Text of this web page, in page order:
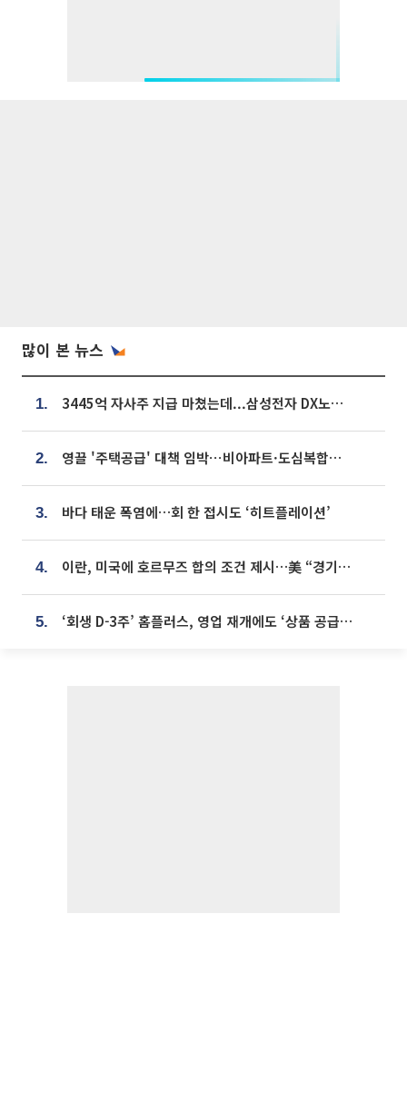
많이 본 뉴스
1. 3445억 자사주 지급 마쳤는데...삼성전자 DX노조, 뒤늦은 '떼쓰기 집회'
2. 영끌 '주택공급' 대책 임박⋯비아파트·도심복합까지 총동원
3. 바다 태운 폭염에…회 한 접시도 ‘히트플레이션’
4. 이란, 미국에 호르무즈 합의 조건 제시…美 “경기 아직 안 끝나” [종합]
5. ‘회생 D-3주’ 홈플러스, 영업 재개에도 ‘상품 공급망’ 복구가 생존 관건